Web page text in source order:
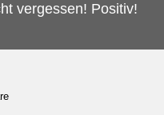
vergessen! Positiv!